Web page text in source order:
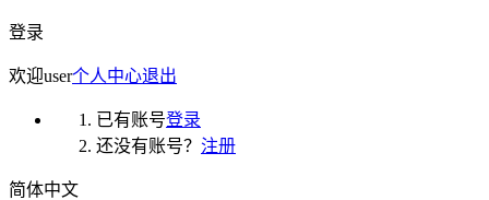
登录
欢迎user个人中心退出
已有账号登录
还没有账号？ 注册
简体中文